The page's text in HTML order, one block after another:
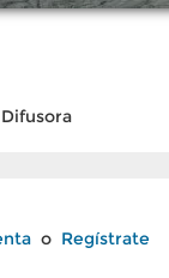
o Regístrate